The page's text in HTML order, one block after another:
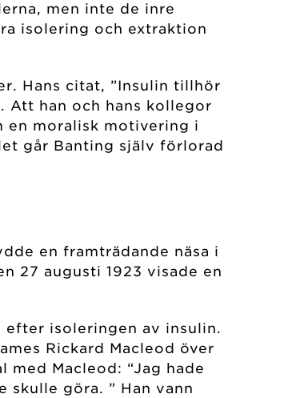
men inte de inre
isolering och extraktion
Hans citat, ”Insulin tillhör
Att han och hans kollegor
en moralisk motivering i
går Banting själv förlorad
en framträdande näsa i
27 augusti 1923 visade en
efter isoleringen av insulin.
Rickard Macleod över
Macleod: “Jag hade
göra. ” Han vann